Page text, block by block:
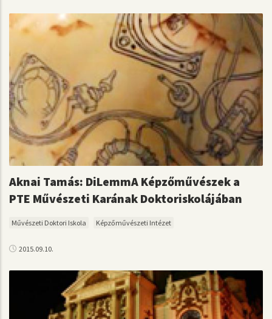
Aknai Tamás: DiLemmA Képzőművészek a
PTE Művészeti Karának Doktoriskolájában
Művészeti Doktori Iskola Képzőművészeti Intézet
2015.09.10.